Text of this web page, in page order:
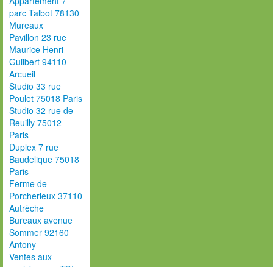
parc Talbot 78130
Mureaux
Pavillon 23 rue
Maurice Henri
Guilbert 94110
Arcueil
Studio 33 rue
Poulet 75018 Paris
Studio 32 rue de
Reuilly 75012
Paris
Duplex 7 rue
Baudelique 75018
Paris
Ferme de
Porcherieux 37110
Autrèche
Bureaux avenue
Sommer 92160
Antony
Ventes aux